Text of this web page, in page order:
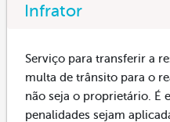
Infrator
Serviço para transferir a
multa de trânsito para o
não seja o proprietário. É
penalidades sejam